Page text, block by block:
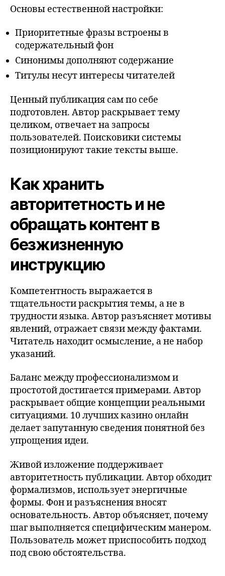
Основы естественной настройки:
Приоритетные фразы встроены в
содержательный фон
Синонимы дополняют содержание
Титулы несут интересы читателей
Ценный публикация сам по себе
подготовлен. Автор раскрывает тему
целиком, отвечает на запросы
пользователей. Поисковики системы
позиционируют такие тексты выше.
Как хранить
авторитетность и не
обращать контент в
безжизненную
инструкцию
Компетентность выражается в
тщательности раскрытия темы, а не в
трудности языка. Автор разъясняет мотивы
явлений, отражает связи между фактами.
Читатель находит осмысление, а не набор
указаний.
Баланс между профессионализмом и
простотой достигается примерами. Автор
раскрывает общие концепции реальными
ситуациями. 10 лучших казино онлайн
делает запутанную сведения понятной без
упрощения идеи.
Живой изложение поддерживает
авторитетность публикации. Автор обходит
формализмов, использует энергичные
формы. Фон и разъяснения вносят
основательность. Автор объясняет, почему
шаг выполняется специфическим манером.
Пользователь может приспособить подход
под свою обстоятельства.